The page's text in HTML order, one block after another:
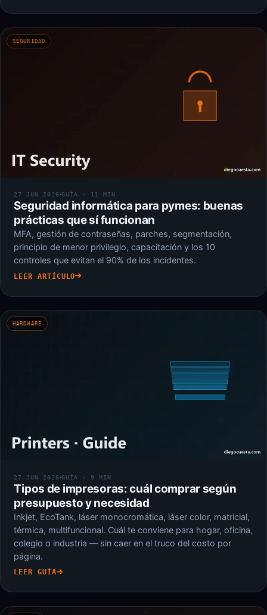
SEGURIDAD
27 JUN 2026 GUÍA · 11 MIN
Seguridad informática para pymes: buenas
prácticas que sí funcionan
MFA, gestión de contraseñas, parches, segmentación,
principio de menor privilegio, capacitación y los 10
controles que evitan el 90% de los incidentes.
LEER ARTÍCULO
HARDWARE
27 JUN 2026 GUÍA · 9 MIN
Tipos de impresoras: cuál comprar según
presupuesto y necesidad
Inkjet, EcoTank, láser monocromática, láser color, matricial,
térmica, multifuncional. Cuál te conviene para hogar, oficina,
colegio o industria — sin caer en el truco del costo por
página.
LEER GUÍA